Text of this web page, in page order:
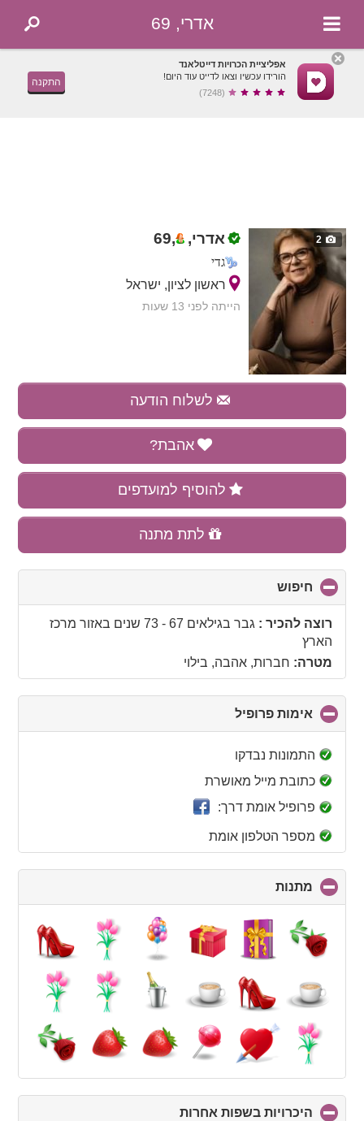
אדרי, 69
אפליציית הכרויות דייטלאנד
הורידו עכשיו וצאו לדייט עוד היום!
(7248)
התקנה
2 אדרי, ,
69
גדי
ראשון לציון, ישראל
הייתה לפני 13 שעות
לשלוח הודעה
אהבת?
להוסיף למועדפים
לתת מתנה
חיפוש
to
collapseרוצה להכיר : גבר בגילאים 67 - 73 שנים באזור מרכז
הארץ
מטרה: חברות, אהבה, בילוי
אימות פרופיל
to
התמונות נבדקו
כתובת מייל מאושרת
פרופיל אומת דרך:
מספר הטלפון אומת
מתנות
to
collapse
contents
היכרויות בשפות אחרות